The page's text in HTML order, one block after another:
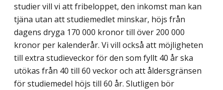
studier vill vi att fribeloppet, den inkomst man kan
tjäna utan att studiemedlet minskar, höjs från
dagens dryga 170 000 kronor till över 200 000
kronor per kalenderår. Vi vill också att möjligheten
till extra studieveckor för den som fyllt 40 år ska
utökas från 40 till 60 veckor och att åldersgränsen
för studiemedel höjs till 60 år. Slutligen bör